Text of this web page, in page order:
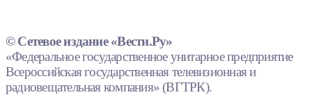
© Сетевое издание «Вести.Ру»
«Федеральное государственное унитарное предприятие
Всероссийская государственная телевизионная и
радиовещательная компания» (ВГТРК).